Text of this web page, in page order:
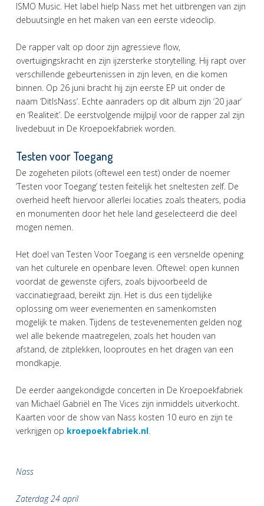
ISMO Music. Het label hielp Nass met het uitbrengen van zijn
debuutsingle en het maken van een eerste videoclip.
De rapper valt op door zijn agressieve flow,
overtuigingskracht en zijn ijzersterke storytelling. Hij rapt over
verschillende gebeurtenissen in zijn leven, en die komen
binnen. Op 26 juni bracht hij zijn eerste EP uit onder de
naam ‘DitIsNass’. Echte aanraders op dit album zijn ‘20 jaar’
en ‘Realiteit’. De eerstvolgende mijlpijl voor de rapper zal zijn
livedebuut in De Kroepoekfabriek worden.
Testen voor Toegang
De zogeheten pilots (oftewel een test) onder de noemer
‘Testen voor Toegang’ testen feitelijk het sneltesten zelf. De
overheid heeft hiervoor allerlei locaties zoals theaters, podia
en monumenten door het hele land geselecteerd die deel
mogen nemen.
Het doel van Testen Voor Toegang is een versnelde opening
van het culturele en openbare leven. Oftewel: open kunnen
voordat de gewenste cijfers, zoals bijvoorbeeld de
vaccinatiegraad, bereikt zijn. Het is dus een tijdelijke
oplossing om weer evenementen en samenkomsten
mogelijk te maken. Tijdens de testevenementen gelden nog
wel alle bekende maatregelen, zoals het houden van
afstand, de zitplekken, looproutes en het dragen van een
mondkapje.
De eerder aangekondigde concerten in De Kroepoekfabriek
van Michaël Gabriël en The Vices zijn inmiddels uitverkocht.
Kaarten voor de show van Nass kosten 10 euro en zijn te
verkrijgen op kroepoekfabriek.nl.
Nass
Zaterdag 24 april